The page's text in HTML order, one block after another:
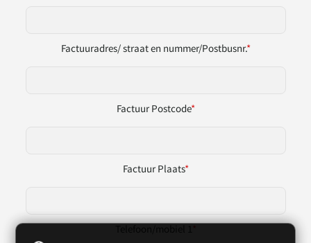
Factuuradres/ straat en nummer/Postbusnr.*
Factuur Postcode*
Factuur Plaats*